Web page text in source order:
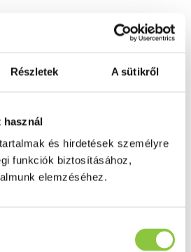
Részletek A sütikről
használ
és hirdetések személyre
funkciók biztosításához,
elemzéséhez.
felett